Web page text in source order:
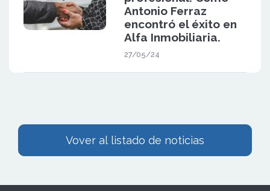
Antonio Ferraz
encontró el éxito en
Alfa Inmobiliaria.
27/05/24
Vover al listado de noticias